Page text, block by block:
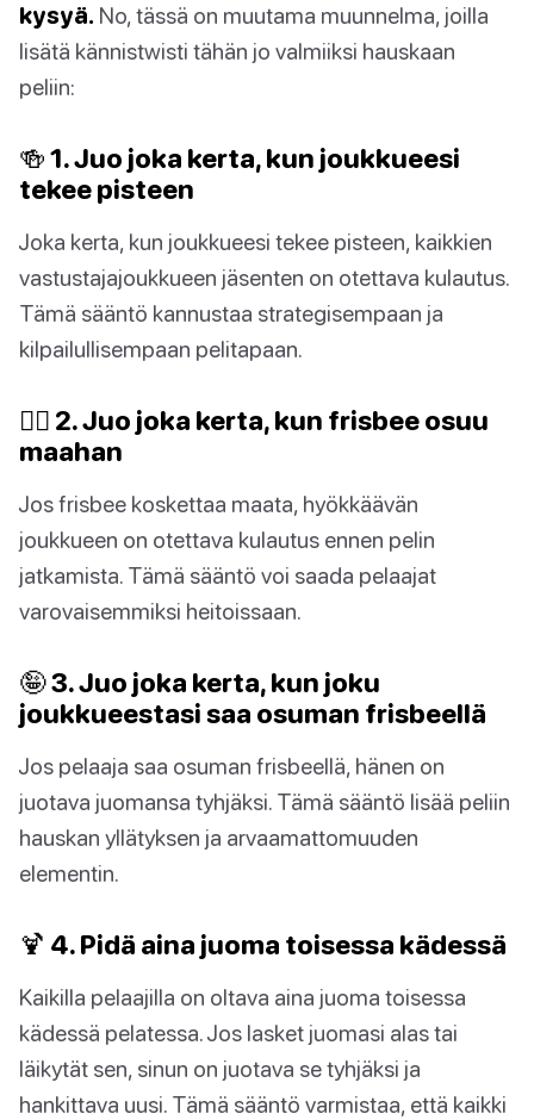
kysyä. No, tässä on muutama muunnelma, joilla
lisätä kännistwisti tähän jo valmiiksi hauskaan
peliin:
🍻 1. Juo joka kerta, kun joukkueesi
tekee pisteen
Joka kerta, kun joukkueesi tekee pisteen, kaikkien
vastustajajoukkueen jäsenten on otettava kulautus.
Tämä sääntö kannustaa strategisempaan ja
kilpailullisempaan pelitapaan.
🙅‍♀️ 2. Juo joka kerta, kun frisbee osuu
maahan
Jos frisbee koskettaa maata, hyökkäävän
joukkueen on otettava kulautus ennen pelin
jatkamista. Tämä sääntö voi saada pelaajat
varovaisemmiksi heitoissaan.
🤪 3. Juo joka kerta, kun joku
joukkueestasi saa osuman frisbeellä
Jos pelaaja saa osuman frisbeellä, hänen on
juotava juomansa tyhjäksi. Tämä sääntö lisää peliin
hauskan yllätyksen ja arvaamattomuuden
elementin.
🍹 4. Pidä aina juoma toisessa kädessä
Kaikilla pelaajilla on oltava aina juoma toisessa
kädessä pelatessa. Jos lasket juomasi alas tai
läikytät sen, sinun on juotava se tyhjäksi ja
hankittava uusi. Tämä sääntö varmistaa, että kaikki